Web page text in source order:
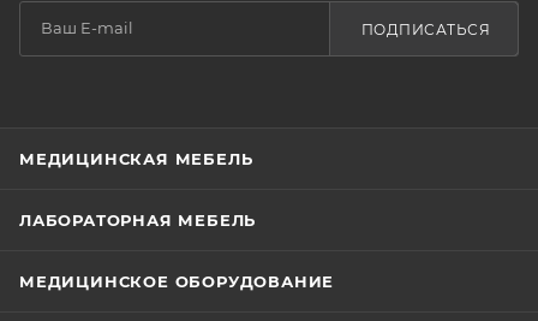
ПОДПИСАТЬСЯ
МЕДИЦИНСКАЯ МЕБЕЛЬ
ЛАБОРАТОРНАЯ МЕБЕЛЬ
МЕДИЦИНСКОЕ ОБОРУДОВАНИЕ